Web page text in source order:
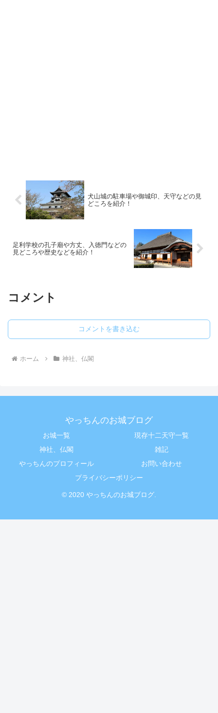
犬山城の駐車場や御城印、天守などの見
どころを紹介！
足利学校の孔子廟や方丈、入徳門などの
見どころや歴史などを紹介！
コメント
コメントを書き込む
ホーム 神社、仏閣
やっちんのお城ブログ
お城一覧
現存十二天守一覧
神社、仏閣
雑記
やっちんのプロフィール
お問い合わせ
プライバシーポリシー
© 2020 やっちんのお城ブログ.